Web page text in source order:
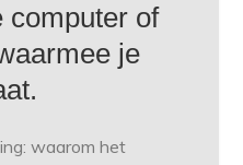
computer of
je
waarom het